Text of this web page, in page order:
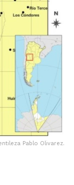
Pablo Olivarez.